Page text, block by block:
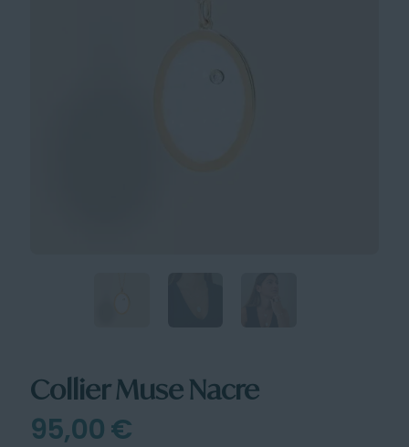
Collier Muse Nacre
95,00€